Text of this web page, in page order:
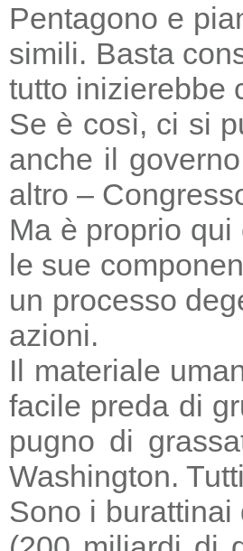
Pentagono e
simili. Basta
tutto inizierebbe
Se è così, ci si
anche il
altro –
Ma è proprio
le sue
un processo
azioni.
Il materiale
facile preda di
pugno di
Washington.
Sono i